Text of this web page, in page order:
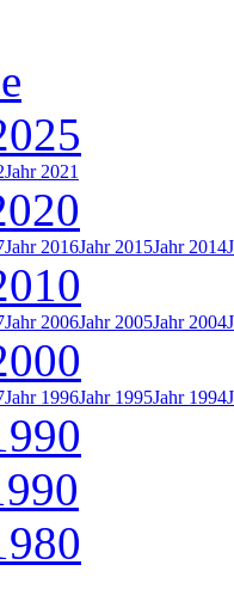
Jahr 2021
Jahr 2016Jahr 2015Jahr 2014
Jahr 2006Jahr 2005Jahr 2004
Jahr 1996Jahr 1995Jahr 1994